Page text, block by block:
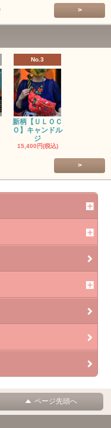
>
No.3
新柄【ＵＬＯＣ
Ｏ】キャンドル
ジ
15,400円(税込)
>
ページ先頭へ